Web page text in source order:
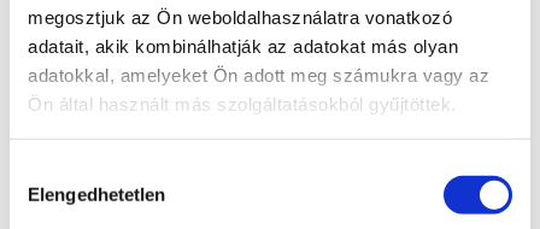
megosztjuk az Ön weboldalhasználatra vonatkozó
adatait, akik kombinálhatják az adatokat más olyan
adatokkal, amelyeket Ön adott meg számukra vagy az
Ön által használt más szolgáltatásokból gyűjtöttek.
kiválasztása
Elengedhetetlen
Compliance
EU jog
Fogyasztóvédelem
Irodai hírek